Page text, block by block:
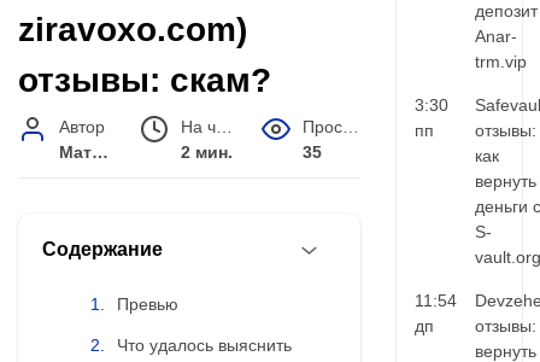
ziravoxo.com)
отзывы: скам?
Автор
Матвей Иванов
2 мин.
35
Содержание
Превью
Что удалось выяснить
Anar-
trm.vip
3:30
пп
отзывы:
как
вернуть
деньги с
S-
vault.org
11:54
дп
отзывы:
вернуть